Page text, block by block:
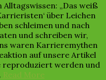
„Das weiß
über Leichen
schleimen und nach
und schreiben wir,
waren Karrieremythen
auf unsere Artikel
reproduziert werden und
Read More